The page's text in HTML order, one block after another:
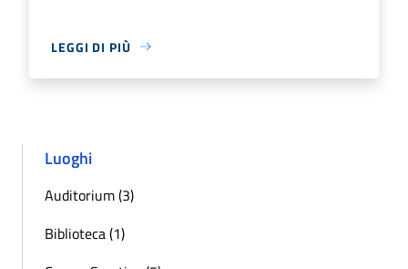
LEGGI DI PIÙ
Luoghi
Auditorium (3)
Biblioteca (1)